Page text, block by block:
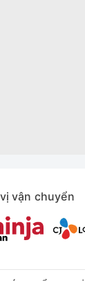
vận chuyển